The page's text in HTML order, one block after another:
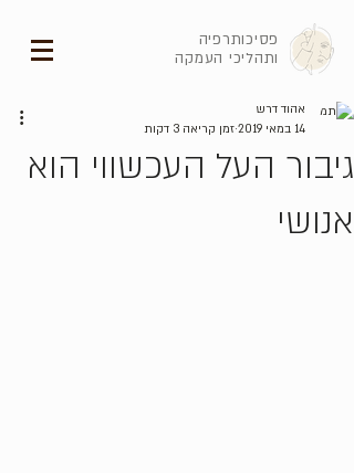
פסיכותרפיה
ותהליכי העמקה
גיבור העל העכשווי הוא
אנושי
אהוד דרש
14 במאי 2019
זמן קריאה 3 דקות